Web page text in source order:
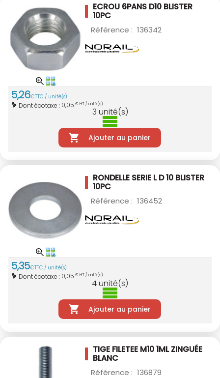
ECROU 6PANS D10 BLISTER
10PC
Référence : 136342
5,26€TTC / unité(s)
Dont écotaxe : 0,05 € HT / unité(s)
3 unité(s)
Ajouter au panier
RONDELLE SERIE L D 10 BLISTER
10PC
Référence : 136452
5,35€TTC / unité(s)
Dont écotaxe : 0,05 € HT / unité(s)
4unité(s)
Ajouter au panier
TIGE FILETEE M10 1ML ZINGUÉE
BLANC
Référence : 136879